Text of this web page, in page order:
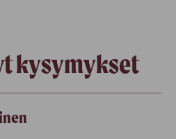
kysymykset